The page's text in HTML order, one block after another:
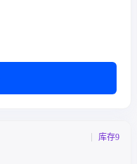
库存9